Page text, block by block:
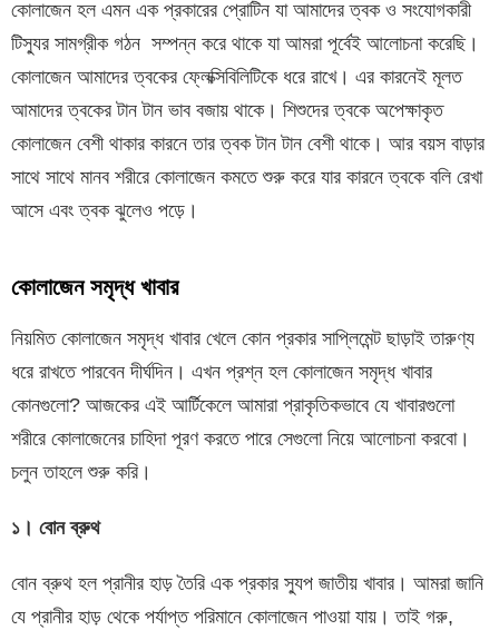
কোলাজেন হল এমন এক প্রকারের প্রোটিন যা আমাদের ত্বক ও সংযোগকারী
টিস্যুর সামগ্রীক গঠন সম্পন্ন করে থাকে যা আমরা পূর্বেই আলোচনা করেছি।
কোলাজেন আমাদের ত্বকের ফ্লেক্সিবিলিটিকে ধরে রাখে। এর কারনেই মূলত
আমাদের ত্বকের টান টান ভাব বজায় থাকে। শিশুদের ত্বকে অপেক্ষাকৃত
কোলাজেন বেশী থাকার কারনে তার ত্বক টান টান বেশী থাকে। আর বয়স বাড়ার
সাথে সাথে মানব শরীরে কোলাজেন কমতে শুরু করে যার কারনে ত্বকে বলি রেখা
আসে এবং ত্বক ঝুলেও পড়ে।
কোলাজেন সমৃদ্ধ খাবার
নিয়মিত কোলাজেন সমৃদ্ধ খাবার খেলে কোন প্রকার সাপ্লিমেন্ট ছাড়াই তারুণ্য
ধরে রাখতে পারবেন দীর্ঘদিন। এখন প্রশ্ন হল কোলাজেন সমৃদ্ধ খাবার
কোনগুলো? আজকের এই আর্টিকেলে আমারা প্রাকৃতিকভাবে যে খাবারগুলো
শরীরে কোলাজেনের চাহিদা পূরণ করতে পারে সেগুলো নিয়ে আলোচনা করবো।
চলুন তাহলে শুরু করি।
১। বোন ব্রুথ
বোন ব্রুথ হল প্রানীর হাড় তৈরি এক প্রকার স্যুপ জাতীয় খাবার। আমরা জানি
যে প্রানীর হাড় থেকে পর্যাপ্ত পরিমানে কোলাজেন পাওয়া যায়। তাই গরু,